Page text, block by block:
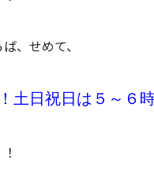
、せめて、
土日祝日は５～６時